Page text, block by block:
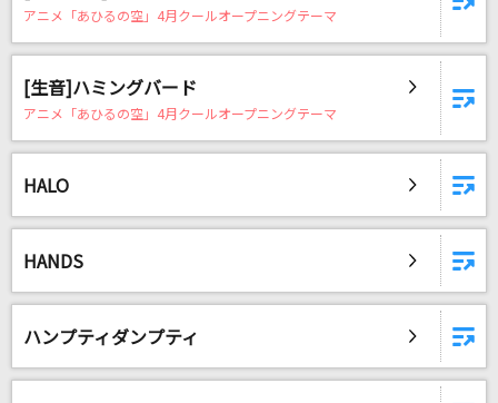
アニメ「あひるの空」4月クールオープニングテーマ
[生音]ハミングバード
アニメ「あひるの空」4月クールオープニングテーマ
HALO
HANDS
ハンプティダンプティ